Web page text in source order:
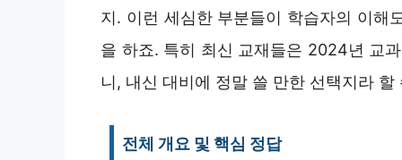
지. 이런 세심한 부분들이 학습자의 이해
을 하죠. 특히 최신 교재들은 2024년 교
니, 내신 대비에 정말 쓸 만한 선택지라 할
전체 개요 및 핵심 정답